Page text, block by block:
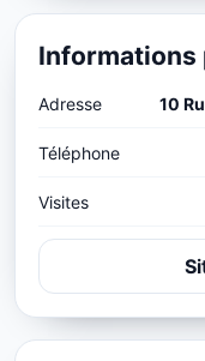
Informations
Adresse 10
Téléphone
Visites